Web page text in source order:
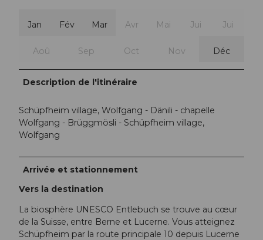
Jan Fév Mar Avr Mai Jui Jui
Aoû Sep Oct Nov Déc
Description de l'itinéraire
Schüpfheim village, Wolfgang - Dänili - chapelle
Wolfgang - Brüggmösli - Schüpfheim village,
Wolfgang
Arrivée et stationnement
Vers la destination
La biosphère UNESCO Entlebuch se trouve au cœur
de la Suisse, entre Berne et Lucerne. Vous atteignez
Schüpfheim par la route principale 10 depuis Lucerne